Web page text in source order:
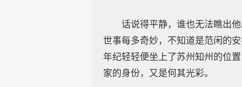
话说得平静，谁也无法瞧出
世事每多奇妙，不知道是范闲的
年纪轻轻便坐上了苏州知州的位
家的身份，又是何其光彩。